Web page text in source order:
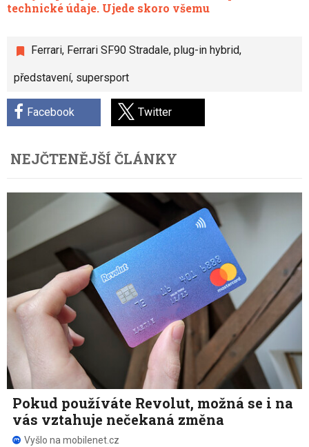
Ferrari, Ferrari SF90 Stradale, plug-in hybrid,
představení, supersport
Facebook Twitter
technické údaje. Ujede skoro všemu
NEJČTENĚJŠÍ ČLÁNKY
Pokud používáte Revolut, možná se i na
vás vztahuje nečekaná změna
Vyšlo na mobilenet.cz